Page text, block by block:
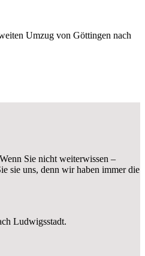
Umzug von Göttingen nach
Sie nicht weiterwissen –
sie uns, denn wir haben immer die
Ludwigsstadt.